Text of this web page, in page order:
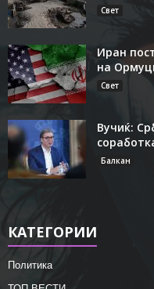
Свет
Иран
на
Свет
Вучиќ:
Балкан
КАТЕГОРИИ
Политика